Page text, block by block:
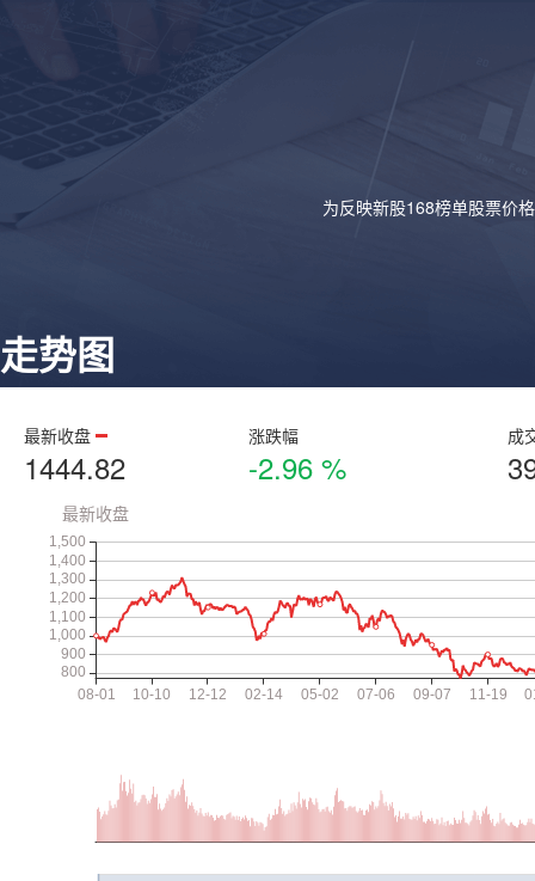
为反映新股168榜单股票价
走势图
最新收盘
1444.82
涨跌幅
-2.96 %
成